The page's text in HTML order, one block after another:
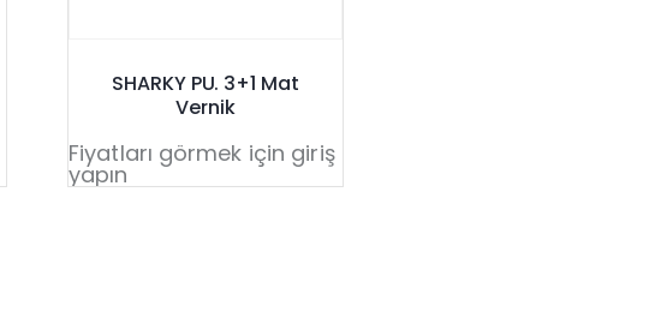
SHARKY PU. 3+1 Mat
Vernik
Fiyatları görmek için giriş
yapın